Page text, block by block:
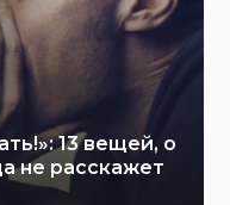
13 вещей, о
не расскажет